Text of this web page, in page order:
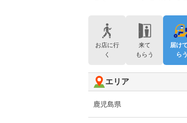
お店に行
く
来て
もらう
届け
らう
エリア
鹿児島県